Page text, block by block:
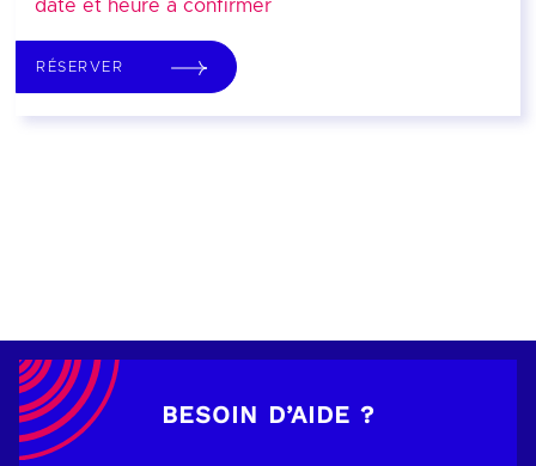
date et heure à confirmer
RÉSERVER
BESOIN D’AIDE ?